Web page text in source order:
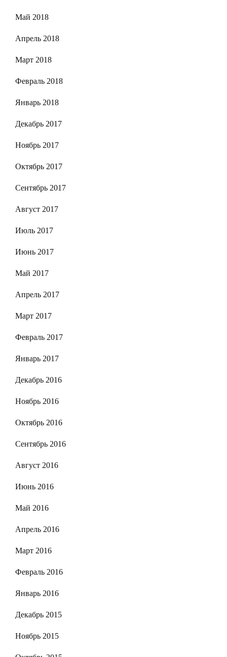
Май 2018
Апрель 2018
Март 2018
Февраль 2018
Январь 2018
Декабрь 2017
Ноябрь 2017
Октябрь 2017
Сентябрь 2017
Август 2017
Июль 2017
Июнь 2017
Май 2017
Апрель 2017
Март 2017
Февраль 2017
Январь 2017
Декабрь 2016
Ноябрь 2016
Октябрь 2016
Сентябрь 2016
Август 2016
Июнь 2016
Май 2016
Апрель 2016
Март 2016
Февраль 2016
Январь 2016
Декабрь 2015
Ноябрь 2015